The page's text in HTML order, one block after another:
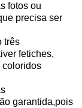
fotos ou
precisa ser
três
fetiches,
coloridos
garantida,pois